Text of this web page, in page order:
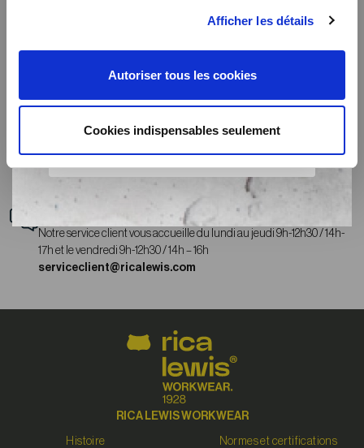
Afficher les détails
Autoriser tous les cookies
Cookies indispensables seulement
Livraison express au coût forfaitaire de 3,99€
Gratuite à partir de 0€
Notre service client vous accueille du lundi au jeudi 9h-12h30 / 14h-
17h et le vendredi 9h-12h30 / 14h – 16h
serviceclient@ricalewis.com
RICA LEWIS WORKWEAR
Histoire Normes et certifications